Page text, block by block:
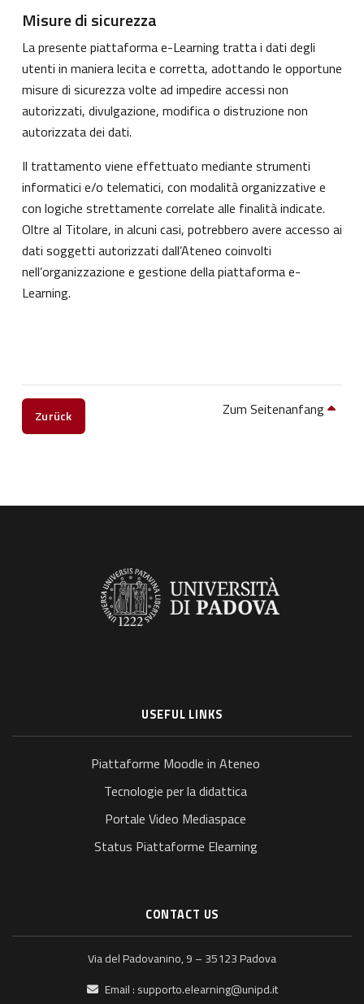
Misure di sicurezza
La presente piattaforma e-Learning tratta i dati degli
utenti in maniera lecita e corretta, adottando le opportune
misure di sicurezza volte ad impedire accessi non
autorizzati, divulgazione, modifica o distruzione non
autorizzata dei dati.
Il trattamento viene effettuato mediante strumenti
informatici e/o telematici, con modalità organizzative e
con logiche strettamente correlate alle finalità indicate.
Oltre al Titolare, in alcuni casi, potrebbero avere accesso ai
dati soggetti autorizzati dall’Ateneo coinvolti
nell’organizzazione e gestione della piattaforma e-
Learning.
Zurück Zum Seitenanfang
USEFUL LINKS
Piattaforme Moodle in Ateneo
Tecnologie per la didattica
Portale Video Mediaspace
Status Piattaforme Elearning
CONTACT US
Via del Padovanino, 9 – 35123 Padova
Email : supporto.elearning@unipd.it